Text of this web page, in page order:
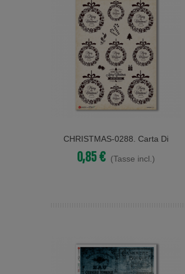
Acquista
CHRISTMAS-0288. Carta Di
Riso Vittoriana Natale Per
Decoupage.
0,85 € (Tasse incl.)